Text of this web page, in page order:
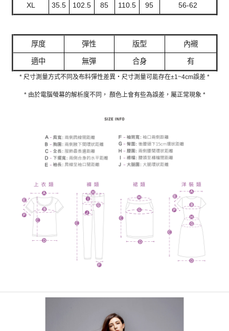
XL 35.5 102.5 85 110.5 95 56-62
厚度 彈性 版型 內襯
適中 無彈 合身 有
* 尺寸測量方式不同及布料彈性差異‧尺寸測量可能存在±1~4cm誤差 *
* 由於電腦螢幕的解析度不同， 顏色上會有些為誤差，屬正常現象 *